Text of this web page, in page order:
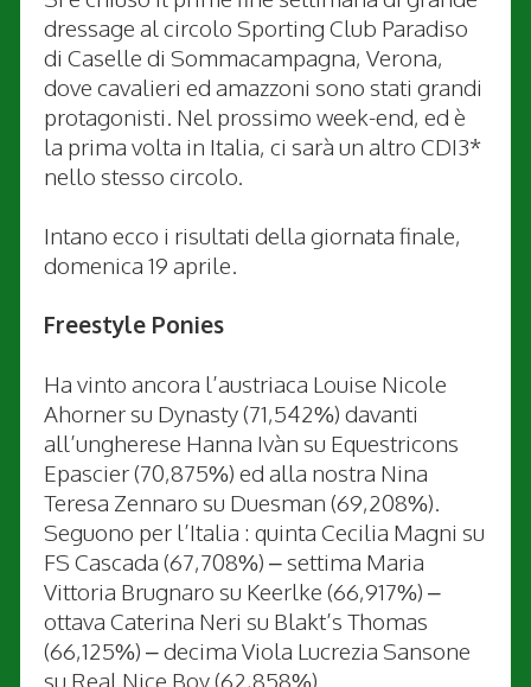
dressage al circolo Sporting Club Paradiso
di Caselle di Sommacampagna, Verona,
dove cavalieri ed amazzoni sono stati grandi
protagonisti. Nel prossimo week-end, ed è
la prima volta in Italia, ci sarà un altro CDI3*
nello stesso circolo.
Intano ecco i risultati della giornata finale,
domenica 19 aprile.
Freestyle Ponies
Ha vinto ancora l’austriaca Louise Nicole
Ahorner su Dynasty (71,542%) davanti
all’ungherese Hanna Ivàn su Equestricons
Epascier (70,875%) ed alla nostra Nina
Teresa Zennaro su Duesman (69,208%).
Seguono per l’Italia : quinta Cecilia Magni su
FS Cascada (67,708%) – settima Maria
Vittoria Brugnaro su Keerlke (66,917%) –
ottava Caterina Neri su Blakt’s Thomas
(66,125%) – decima Viola Lucrezia Sansone
su Real Nice Boy (62,858%).